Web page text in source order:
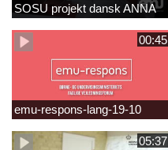
SOSU projekt dansk ANNA
00:45
emu-respons-lang-19-10
05:37